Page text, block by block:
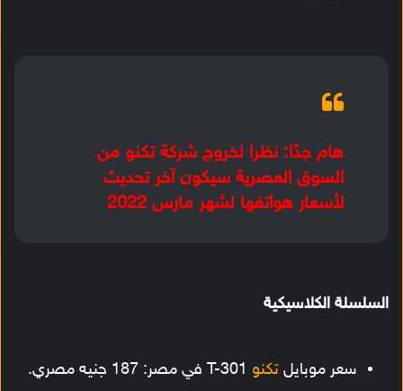
هام جدًا: نظرا لخروج شركة تكنو من
السوق المصرية سيكون آخر تحديث
لأسعار هواتفها لشهر مارس 2022
السلسلة الكلاسيكية
سعر موبايل تكنو